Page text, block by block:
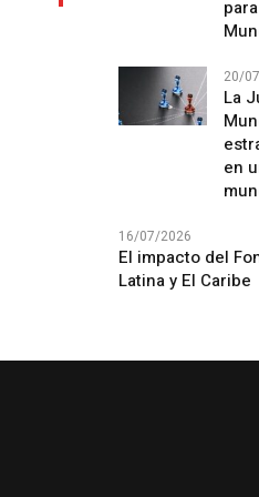
20/
La
en
16/07/2026
El impacto del
Latina y El Caribe